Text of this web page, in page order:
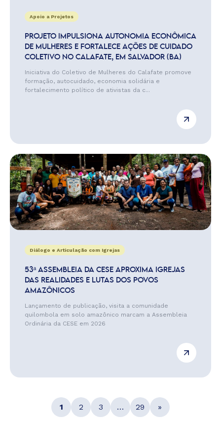
Apoio a Projetos
PROJETO IMPULSIONA AUTONOMIA ECONÔMICA
DE MULHERES E FORTALECE AÇÕES DE CUIDADO
COLETIVO NO CALAFATE, EM SALVADOR (BA)
Iniciativa do Coletivo de Mulheres do Calafate promove
formação, autocuidado, economia solidária e
fortalecimento político de ativistas da c...
Diálogo e Articulação com Igrejas
53ª ASSEMBLEIA DA CESE APROXIMA IGREJAS
DAS REALIDADES E LUTAS DOS POVOS
AMAZÔNICOS
Lançamento de publicação, visita a comunidade
quilombola em solo amazônico marcam a Assembleia
Ordinária da CESE em 2026
1 2 3 … 29 »